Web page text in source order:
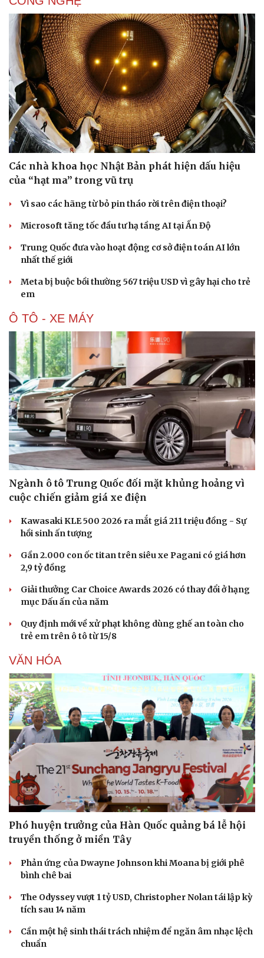
Du lịch
Tư vấn
Săn Tour
Podcast
Câu chuyện thời sự
Đọc truyện đêm khuya
Cửa sổ tình yêu
Kể chuyện cho bé
Các nhà khoa học Nhật Bản phát hiện dấu hiệu
của “hạt ma” trong vũ trụ
Vì sao các hãng từ bỏ pin tháo rời trên điện thoại?
Microsoft tăng tốc đầu tư hạ tầng AI tại Ấn Độ
Trung Quốc đưa vào hoạt động cơ sở điện toán AI lớn
nhất thế giới
Meta bị buộc bồi thường 567 triệu USD vì gây hại cho trẻ
em
Ô TÔ - XE MÁY
Ngành ô tô Trung Quốc đối mặt khủng hoảng vì
cuộc chiến giảm giá xe điện
Kawasaki KLE 500 2026 ra mắt giá 211 triệu đồng - Sự
hồi sinh ấn tượng
Gần 2.000 con ốc titan trên siêu xe Pagani có giá hơn
2,9 tỷ đồng
Giải thưởng Car Choice Awards 2026 có thay đổi ở hạng
mục Dấu ấn của năm
Quy định mới về xử phạt không dùng ghế an toàn cho
trẻ em trên ô tô từ 15/8
VĂN HÓA
Phó huyện trưởng của Hàn Quốc quảng bá lễ hội
truyền thống ở miền Tây
Phản ứng của Dwayne Johnson khi Moana bị giới phê
bình chê bai
The Odyssey vượt 1 tỷ USD, Christopher Nolan tái lập kỳ
tích sau 14 năm
Cần một hệ sinh thái trách nhiệm để ngăn âm nhạc lệch
chuẩn